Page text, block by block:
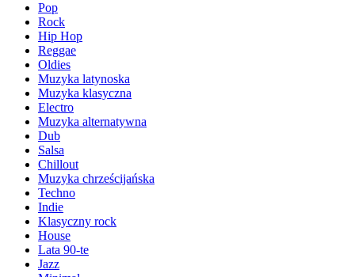
Pop
Rock
Hip Hop
Reggae
Oldies
Muzyka latynoska
Muzyka klasyczna
Electro
Muzyka alternatywna
Dub
Salsa
Chillout
Muzyka chrześcijańska
Techno
Indie
Klasyczny rock
House
Lata 90-te
Jazz